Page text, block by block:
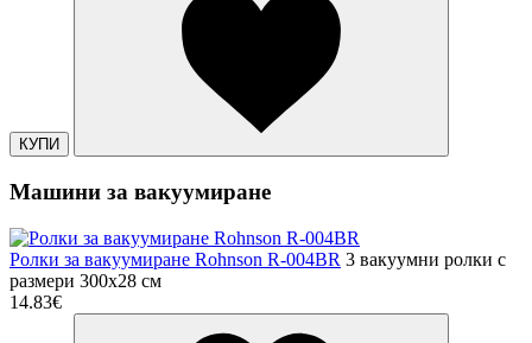
КУПИ
Машини за вакуумиране
Ролки за вакуумиране Rohnson R-004BR 3 вакуумни ролки с
размери 300x28 см
14.83€